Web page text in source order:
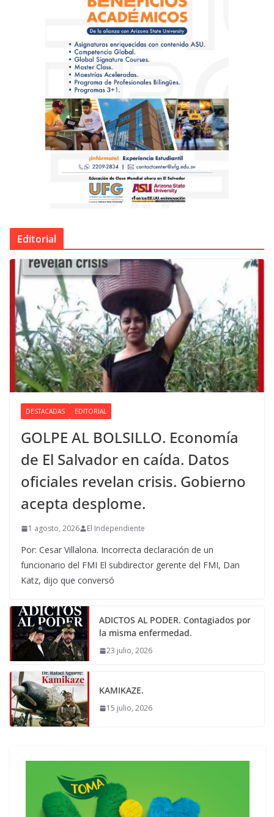
Editorial
DESTACADAS EDITORIAL
GOLPE AL BOLSILLO. Economía
de El Salvador en caída. Datos
oficiales revelan crisis. Gobierno
acepta desplome.
1 agosto, 2026 El Independiente
Por: Cesar Villalona. Incorrecta declaración de un
funcionario del FMI El subdirector gerente del FMI, Dan
Katz, dijo que conversó
ADICTOS AL PODER. Contagiados por
la misma enfermedad.
23 julio, 2026
KAMIKAZE.
15 julio, 2026